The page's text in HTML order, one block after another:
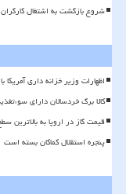
شروع بازگشت به اشتغال
اظهارات وزیر خزانه داری
کالا برگ خردسالان دارای
قیمت گاز در اروپا به بالاترین سطح خود
پنجره استقلال کماکان بسته است